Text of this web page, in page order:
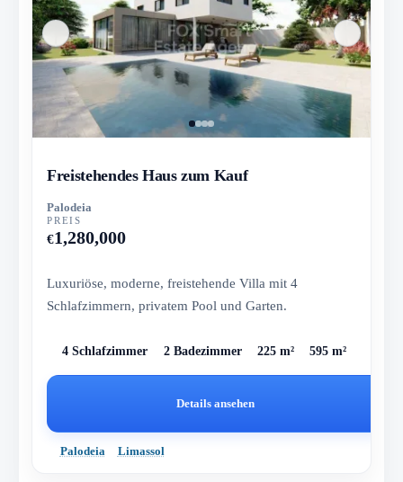
Freistehendes Haus zum Kauf
Palodeia
PREIS
€1,280,000
Luxuriöse, moderne, freistehende Villa mit 4
Schlafzimmern, privatem Pool und Garten.
4 Schlafzimmer 2 Badezimmer 225 m² 595 m²
Details ansehen
Palodeia Limassol